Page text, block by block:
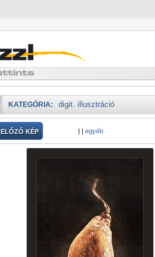
KATEGÓRIA: digit. illusztráció
ELŐZŐ KÉP | | egyéb